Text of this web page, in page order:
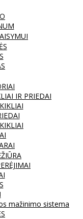
IR PRIEDAI
mažinimo sistema